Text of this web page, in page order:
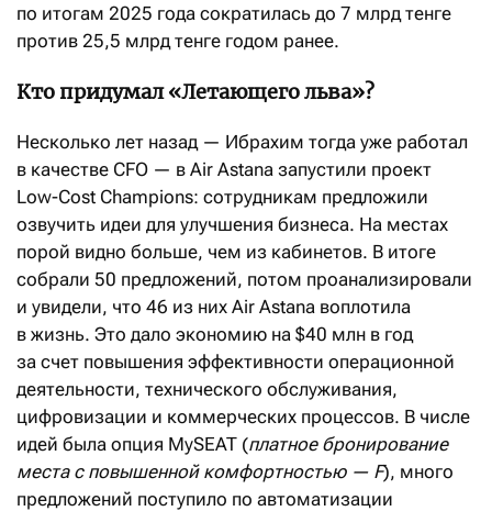
по итогам 2025 года сократилась до 7 млрд тенге
против 25,5 млрд тенге годом ранее.
Кто придумал «Летающего льва»?
Несколько лет назад — Ибрахим тогда уже работал
в качестве CFO — в Air Astana запустили проект
Low-Cost Champions: сотрудникам предложили
озвучить идеи для улучшения бизнеса. На местах
порой видно больше, чем из кабинетов. В итоге
собрали 50 предложений, потом проанализировали
и увидели, что 46 из них Air Astana воплотила
в жизнь. Это дало экономию на $40 млн в год
за счет повышения эффективности операционной
деятельности, технического обслуживания,
цифровизации и коммерческих процессов. В числе
идей была опция MySEAT (платное бронирование
места с повышенной комфортностью — F), много
предложений поступило по автоматизации